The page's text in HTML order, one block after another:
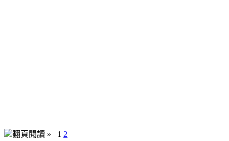
翻頁閱讀 » 1 2